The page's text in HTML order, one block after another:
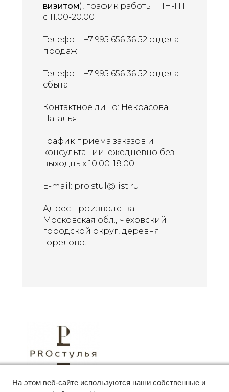
визитом), график работы: ПН-ПТ
с 11.00-20.00
Телефон: +7 995 656 36 52 отдела
продаж
Телефон: +7 995 656 36 52 отдела
сбыта
Контактное лицо: Некрасова
Наталья
График приема заказов и
консультации: ежедневно без
выходных 10:00-18:00
E-mail: pro.stul@list.ru
Адрес производства:
Московская обл., Чеховский
городской округ, деревня
Горелово.
ИП Некрасов В.В., 117623, г. Москва ул. 2-Я
На этом веб-сайте используются наши собственные и